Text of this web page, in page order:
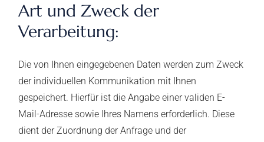
Art und Zweck der
Verarbeitung:
Die von Ihnen eingegebenen Daten werden zum Zweck
der individuellen Kommunikation mit Ihnen
gespeichert. Hierfür ist die Angabe einer validen E-
Mail-Adresse sowie Ihres Namens erforderlich. Diese
dient der Zuordnung der Anfrage und der